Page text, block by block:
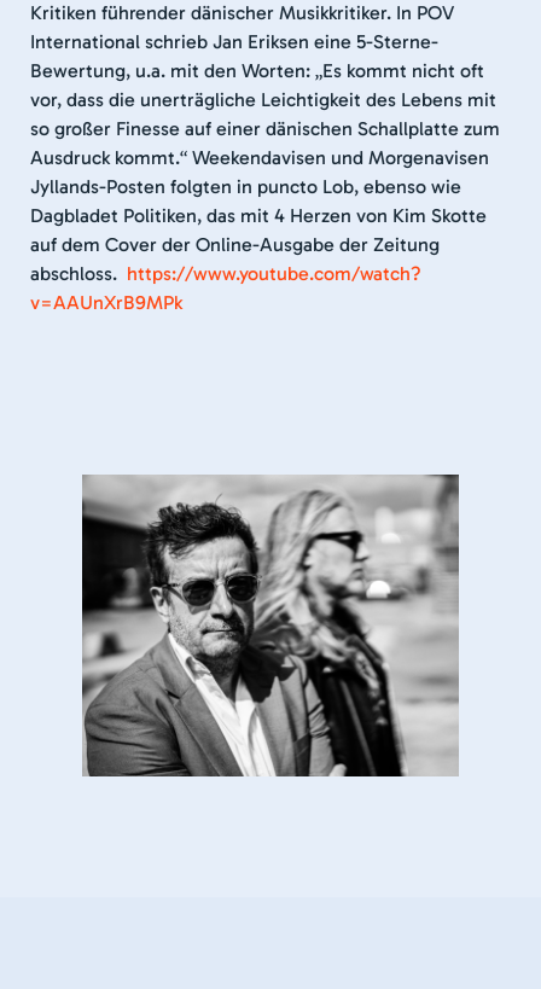
Kritiken führender dänischer Musikkritiker. In POV
International schrieb Jan Eriksen eine 5-Sterne-
Bewertung, u.a. mit den Worten: „Es kommt nicht oft
vor, dass die unerträgliche Leichtigkeit des Lebens mit
so großer Finesse auf einer dänischen Schallplatte zum
Ausdruck kommt.“ Weekendavisen und Morgenavisen
Jyllands-Posten folgten in puncto Lob, ebenso wie
Dagbladet Politiken, das mit 4 Herzen von Kim Skotte
auf dem Cover der Online-Ausgabe der Zeitung
abschloss. https://www.youtube.com/watch?
v=AAUnXrB9MPk